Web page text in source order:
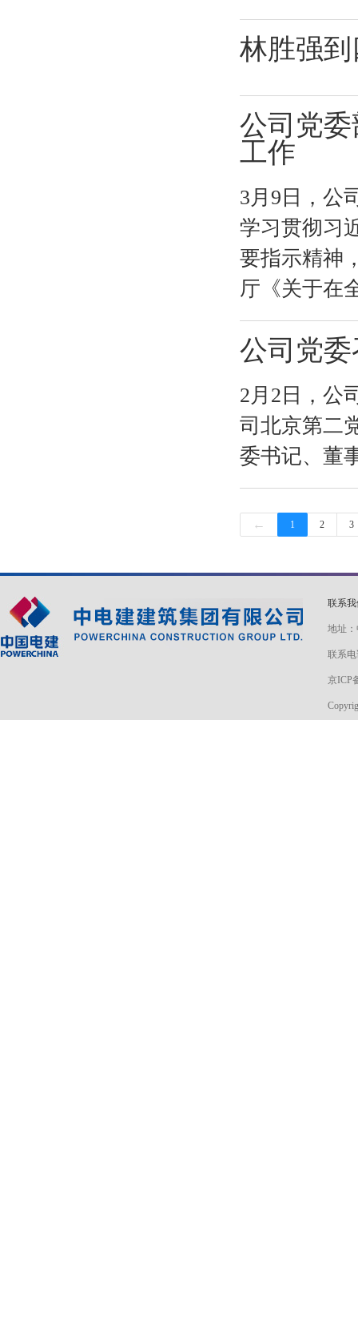
林胜强
公司党
工作
3月9日，公
学习贯彻习
要指示精神
厅《关于在
公司党
2月2日，公
司北京第二
委书记、董
← 1 2 3
联系
地址
联系电
京ICP